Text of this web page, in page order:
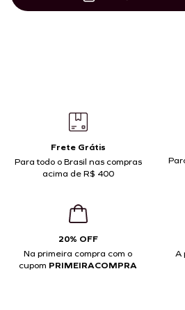
Frete Grátis
Para todo o Brasil nas compras
acima de R$ 400
20% OFF
Na primeira compra com o
cupom PRIMEIRACOMPRA
A